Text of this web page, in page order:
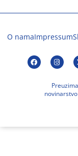
O namaImpressum